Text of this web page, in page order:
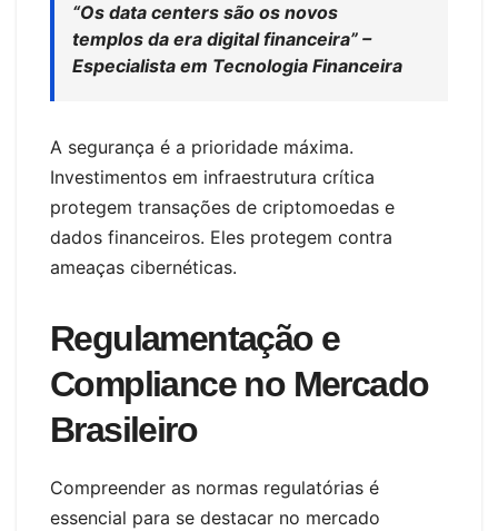
“Os data centers são os novos
templos da era digital financeira” –
Especialista em Tecnologia Financeira
A segurança é a prioridade máxima.
Investimentos em infraestrutura crítica
protegem transações de criptomoedas e
dados financeiros. Eles protegem contra
ameaças cibernéticas.
Regulamentação e
Compliance no Mercado
Brasileiro
Compreender as normas regulatórias é
essencial para se destacar no mercado